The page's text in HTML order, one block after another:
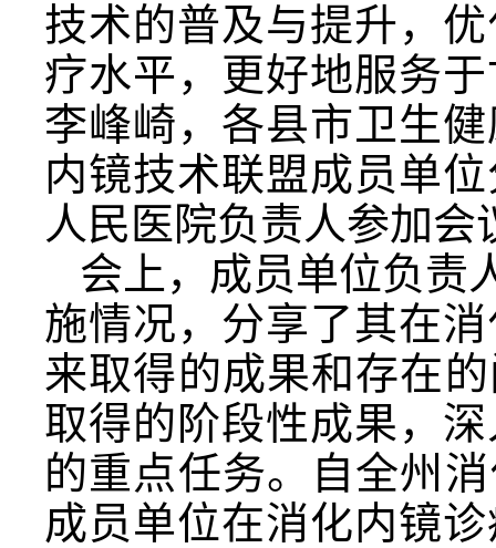
技术的普及与提升，
疗水平，更好地服务
李峰崎，各县市卫生
内镜技术联盟成员单
人民医院负责人参加会
会上，成员单位负责
施情况，分享了其在
来取得的成果和存在
取得的阶段性成果，
的重点任务。自全州
成员单位在消化内镜